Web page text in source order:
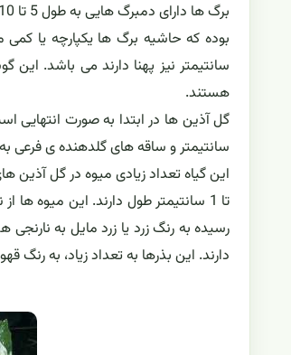
هستند.
سانتیمتر و ساقه های گلدهنده ی فرعی به طول 5 تا 7
تا 1 سانتیمتر طول دارند. این
دارند. این بذرها به تعداد زیاد، به